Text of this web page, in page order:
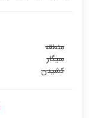
منطقه
سیگار
کشیدن